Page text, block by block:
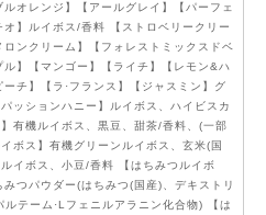
オレンジ】【アールグレイ】【パーフェ
オ】ルイボス/香料 【ストロベリークリー
ンクリーム】【フォレストミックスドベ
ル】【マンゴー】【ライチ】【レモン&ハ
チ】【ラ·フランス】【ジャスミン】グ
ッションハニー】ルイボス、ハイビスカ
有機ルイボス、黒豆、甜茶/香料、(一部
ボス】有機グリーンルイボス、玄米(国
イボス、小豆/香料 【はちみつルイボ
つパウダー(はちみつ(国産)、デキストリ
テーム·Lフェニルアラニン化合物) 【は